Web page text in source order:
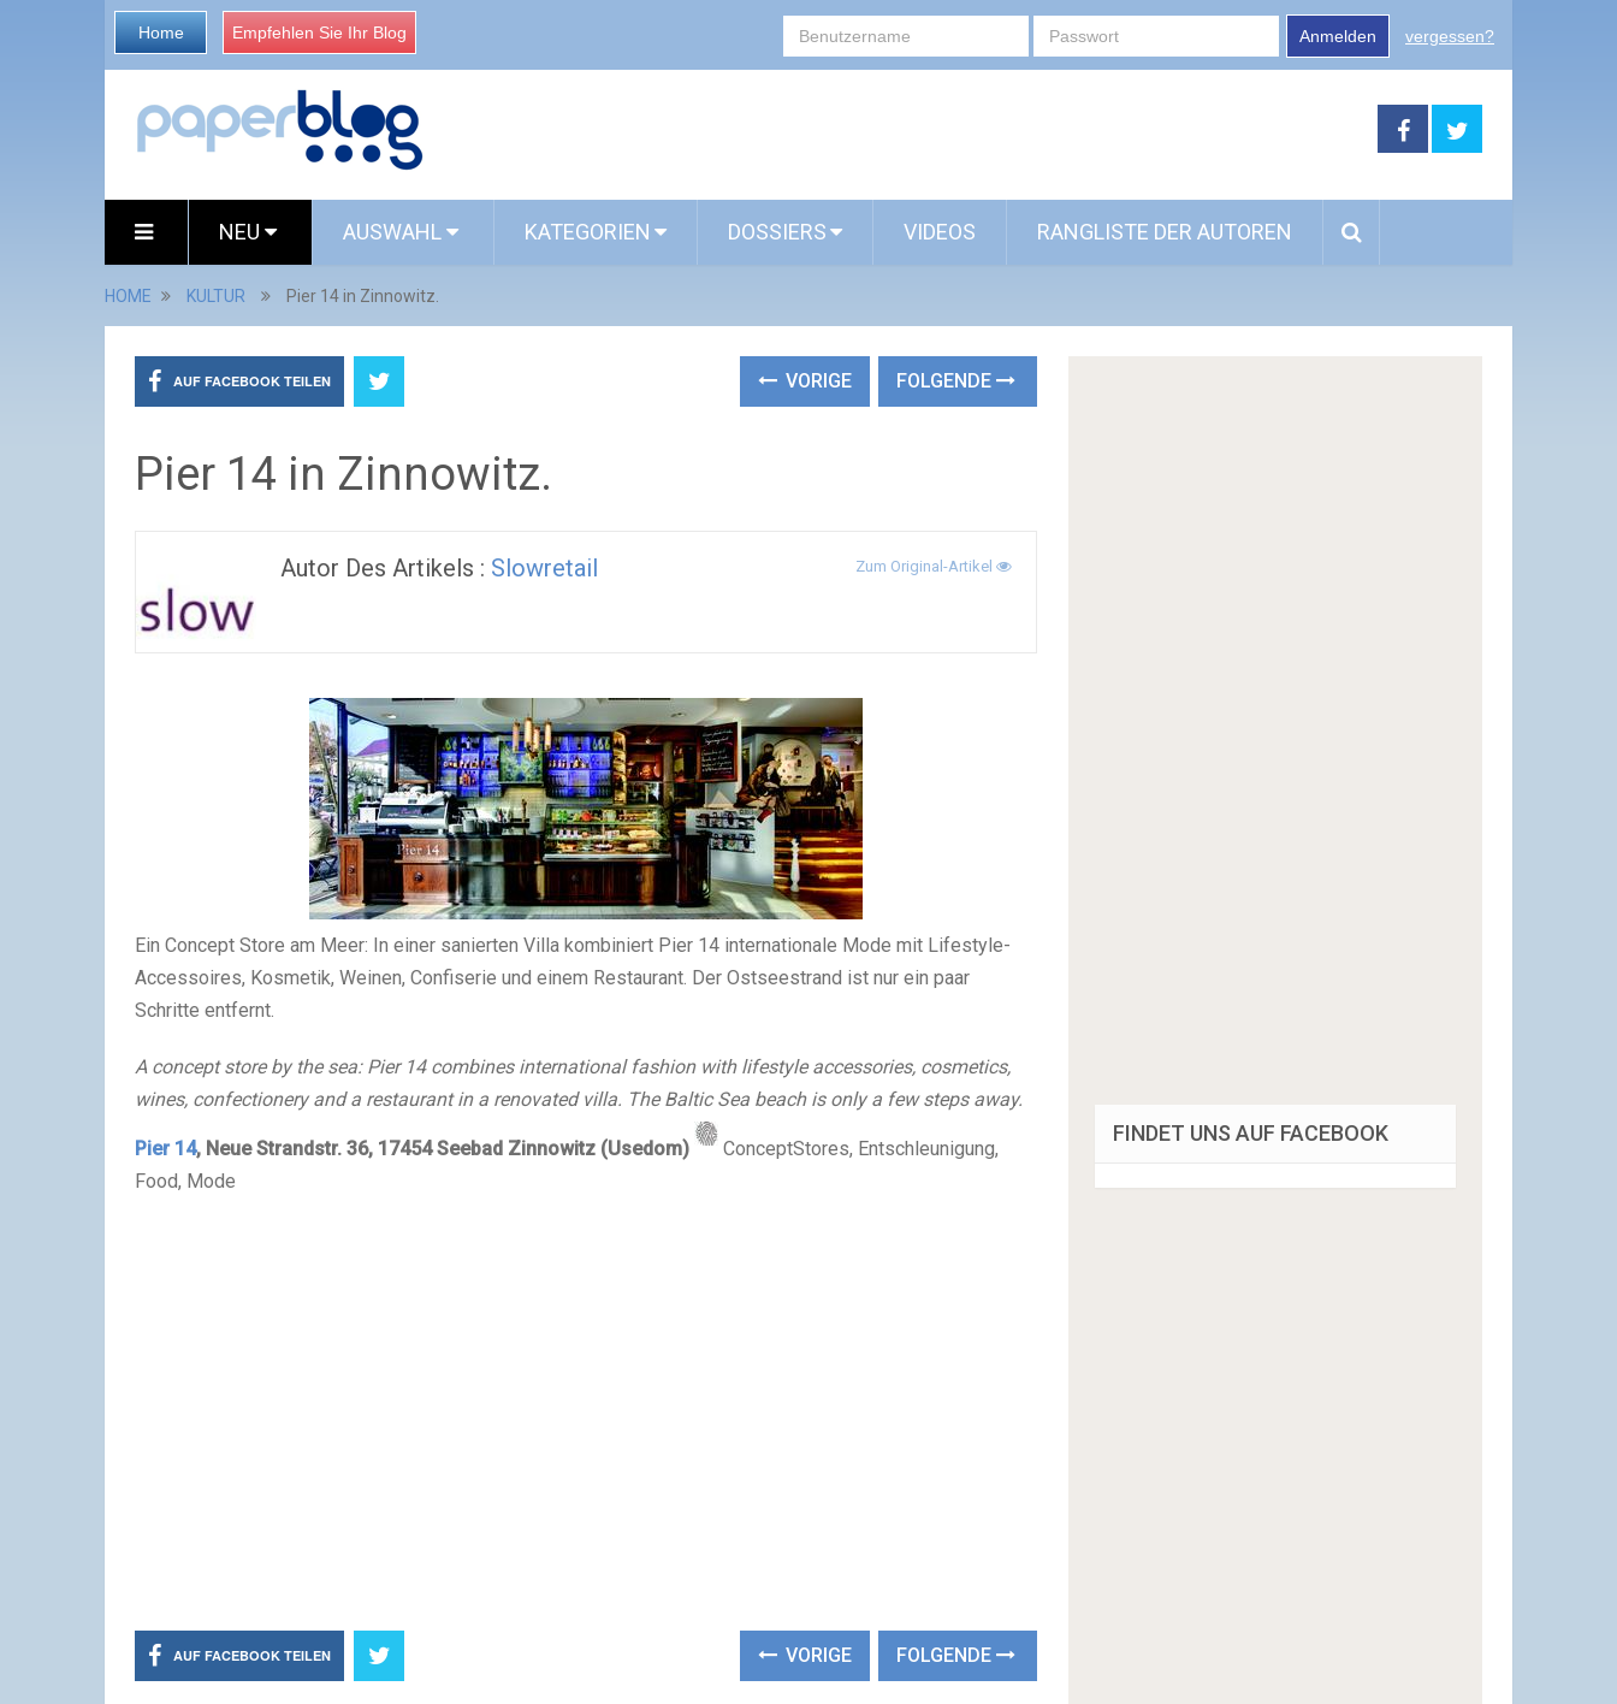
Home Empfehlen Sie Ihr Blog Anmelden vergessen?
NEU AUSWAHL KATEGORIEN DOSSIERS VIDEOS RANGLISTE DER AUTOREN
HOME KULTUR Pier 14 in Zinnowitz.
AUF FACEBOOK TEILEN VORIGE FOLGENDE
Pier 14 in Zinnowitz.
Autor Des Artikels : Slowretail Zum Original-Artikel
Ein Concept Store am Meer: In einer sanierten Villa kombiniert Pier 14 internationale Mode mit Lifestyle-
Accessoires, Kosmetik, Weinen, Confiserie und einem Restaurant. Der Ostseestrand ist nur ein paar
Schritte entfernt.
A concept store by the sea: Pier 14 combines international fashion with lifestyle accessories, cosmetics,
wines, confectionery and a restaurant in a renovated villa. The Baltic Sea beach is only a few steps away.
Pier 14, Neue Strandstr. 36, 17454 Seebad Zinnowitz (Usedom)
ConceptStores, Entschleunigung,
Food, Mode
AUF FACEBOOK TEILEN VORIGE FOLGENDE
FINDET UNS AUF FACEBOOK